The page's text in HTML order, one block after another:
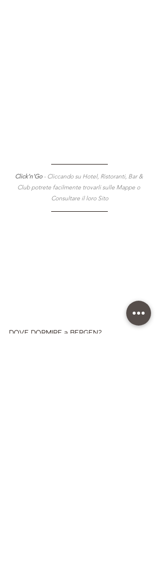
Click'n'Go - Cliccando su Hotel, Ristoranti, Bar &
Club potrete facilmente trovarli sulle Mappe o
Consultare il loro Sito
DOVE DORMIRE a BERGEN?